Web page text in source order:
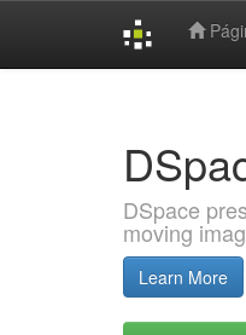
DSpace
moving
Learn More